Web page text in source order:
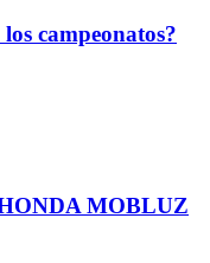
campeonatos?
MOBLUZ